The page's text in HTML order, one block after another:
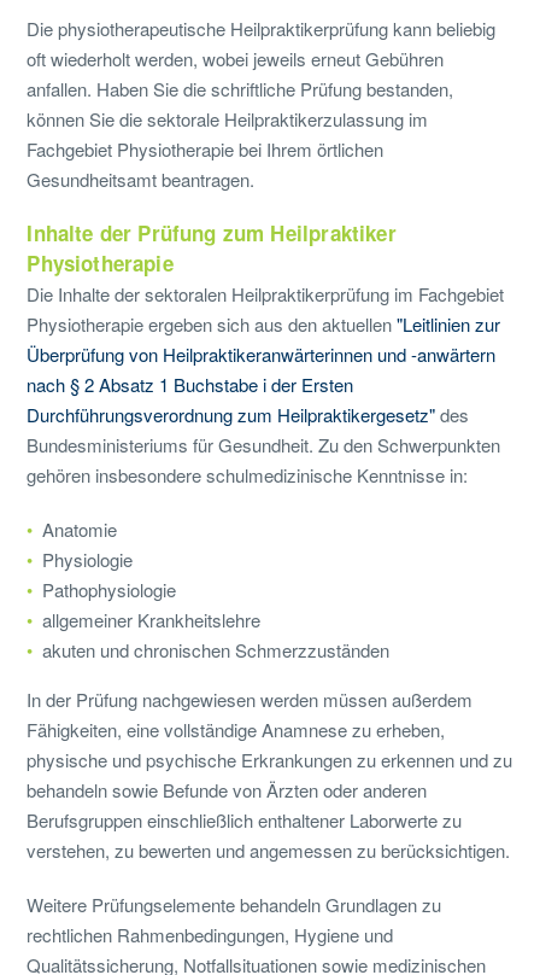
Die physiotherapeutische Heilpraktikerprüfung kann beliebig
oft wiederholt werden, wobei jeweils erneut Gebühren
anfallen. Haben Sie die schriftliche Prüfung bestanden,
können Sie die sektorale Heilpraktikerzulassung im
Fachgebiet Physiotherapie bei Ihrem örtlichen
Gesundheitsamt beantragen.
Inhalte der Prüfung zum Heilpraktiker
Physiotherapie
Die Inhalte der sektoralen Heilpraktikerprüfung im Fachgebiet
Physiotherapie ergeben sich aus den aktuellen"Leitlinien zur
Überprüfung von Heilpraktikeranwärterinnen und -anwärtern
nach § 2 Absatz 1 Buchstabe i der Ersten
Durchführungsverordnung zum Heilpraktikergesetz"des
Bundesministeriums für Gesundheit. Zu den Schwerpunkten
gehören insbesondere schulmedizinische Kenntnisse in:
Anatomie
Physiologie
Pathophysiologie
allgemeiner Krankheitslehre
akuten und chronischen Schmerzzuständen
In der Prüfung nachgewiesen werden müssen außerdem
Fähigkeiten, eine vollständige Anamnese zu erheben,
physische und psychische Erkrankungen zu erkennen und zu
behandeln sowie Befunde von Ärzten oder anderen
Berufsgruppen einschließlich enthaltener Laborwerte zu
verstehen, zu bewerten und angemessen zu berücksichtigen.
Weitere Prüfungselemente behandeln Grundlagen zu
rechtlichen Rahmenbedingungen, Hygiene und
Qualitätssicherung, Notfallsituationen sowie medizinischen